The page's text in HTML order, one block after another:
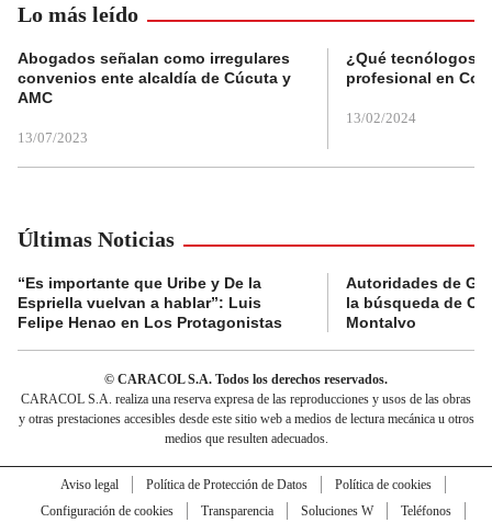
Lo más leído
Abogados señalan como irregulares
convenios ente alcaldía de Cúcuta y
AMC
13/07/2023
¿Qué tecnólogos
profesional en
13/02/2024
Últimas Noticias
“Es importante que Uribe y De la
Espriella vuelvan a hablar”: Luis
Felipe Henao en Los Protagonistas
Autoridades de
la búsqueda de
Montalvo
© CARACOL S.A. Todos los derechos reservados.
CARACOL S.A. realiza una reserva expresa de las reproducciones y usos de las obras
y otras prestaciones accesibles desde este sitio web a medios de lectura mecánica u otros
medios que resulten adecuados.
Aviso legal Política de Protección de Datos
Política de cookies
Configuración de cookies
Transparencia Soluciones W
Teléfonos